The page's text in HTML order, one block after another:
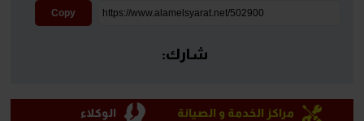
Copy
شارك:
مراكز الخدمة و الصيانة الوكلاء